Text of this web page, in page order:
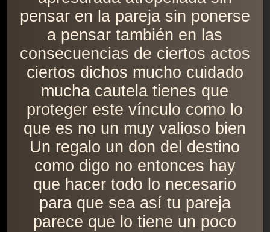
pensar en la pareja sin ponerse
a pensar también en las
consecuencias de ciertos actos
ciertos dichos mucho cuidado
mucha cautela tienes que
proteger este vínculo como lo
que es no un muy valioso bien
Un regalo un don del destino
como digo no entonces hay
que hacer todo lo necesario
para que sea así tu pareja
parece que lo tiene un poco